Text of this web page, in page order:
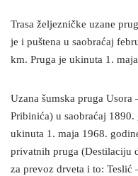
Trasa željezničke uzane
je i puštena u saobraćaj
km. Pruga je ukinuta 1.
Uzana šumska pruga Usora
Pribinića) u saobraćaj
ukinuta 1. maja 1968.
privatnih pruga (Destilaciju
za prevoz drveta i to: